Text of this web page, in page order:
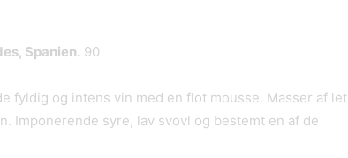
Spanien. 90
fyldig og intens vin med en flot mousse. Masser af let
Imponerende syre, lav svovl og bestemt en af de